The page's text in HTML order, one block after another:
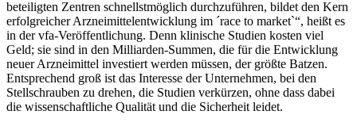
beteiligten Zentren schnellstmöglich durchzuführen, bildet den Kern
erfolgreicher Arzneimittelentwicklung im ´race to market`“, heißt es
in der vfa-Veröffentlichung. Denn klinische Studien kosten viel
Geld; sie sind in den Milliarden-Summen, die für die Entwicklung
neuer Arzneimittel investiert werden müssen, der größte Batzen.
Entsprechend groß ist das Interesse der Unternehmen, bei den
Stellschrauben zu drehen, die Studien verkürzen, ohne dass dabei
die wissenschaftliche Qualität und die Sicherheit leidet.